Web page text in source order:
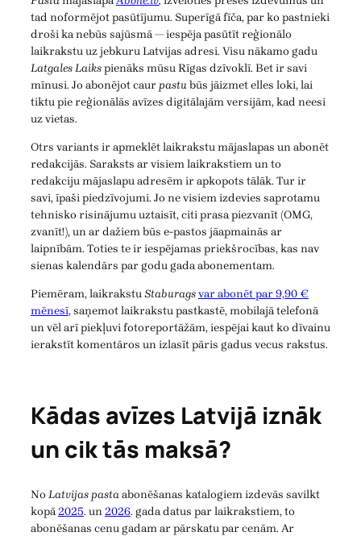
tad noformējot pasūtījumu. Superīgā fīča, par ko pastnieki
droši ka nebūs sajūsmā — iespēja pasūtīt reģionālo
laikrakstu uz jebkuru Latvijas adresi. Visu nākamo gadu
Latgales Laikspienāks mūsu Rīgas dzīvoklī. Bet ir savi
mīnusi. Jo abonējot caurpastubūs jāizmet elles loki, lai
tiktu pie reģionālās avīzes digitālajām versijām, kad neesi
uz vietas.
Otrs variants ir apmeklēt laikrakstu mājaslapas un abonēt
redakcijās. Saraksts ar visiem laikrakstiem un to
redakciju mājaslapu adresēm ir apkopots tālāk. Tur ir
savi, īpaši piedzīvojumi. Jo ne visiem izdevies saprotamu
tehnisko risinājumu uztaisīt, citi prasa piezvanīt (OMG,
zvanīt!), un ar dažiem būs e-pastos jāapmainās ar
laipnībām. Toties te ir iespējamas priekšrocības, kas nav
sienas kalendārs par godu gada abonementam.
Piemēram, laikrakstuStaburagsvar abonēt par 9,90 €
mēnesī, saņemot laikrakstu pastkastē, mobilajā telefonā
un vēl arī piekļuvi fotoreportāžām, iespējai kaut ko dīvainu
ierakstīt komentāros un izlasīt pāris gadus vecus rakstus.
Kādas avīzes Latvijā iznāk
un cik tās maksā?
NoLatvijas pastaabonēšanas katalogiem izdevās savilkt
kopā2025. un2026. gada datus par laikrakstiem, to
abonēšanas cenu gadam ar pārskatu par cenām. Ar